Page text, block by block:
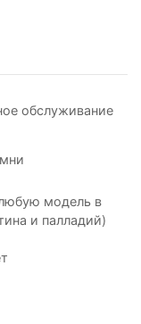
обслуживание
модель в
и палладий)